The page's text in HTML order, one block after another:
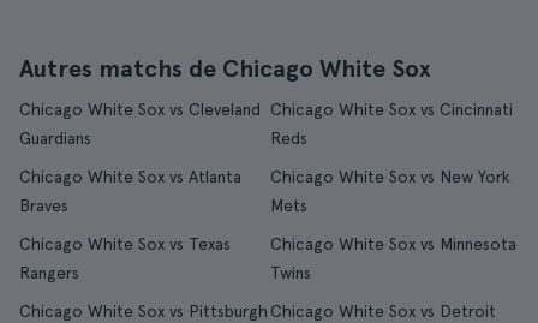
Autres matchs de Chicago White Sox
Chicago White Sox vs Cleveland
Guardians
Chicago White Sox vs Cincinnati
Reds
Chicago White Sox vs Atlanta
Braves
Chicago White Sox vs New York
Mets
Chicago White Sox vs Texas
Rangers
Chicago White Sox vs Minnesota
Twins
Chicago White Sox vs Pittsburgh Chicago White Sox vs Detroit